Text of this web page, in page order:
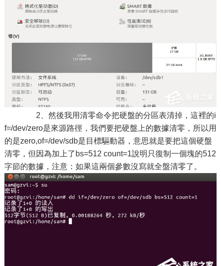
2、然後我用清零命令把硬盤的分區表清掉，這裡的i
f=/dev/zero是來源路徑，我們要把硬盤上的數據清零，所以用
的是zero,of=/dev/sdb是目標驅動器，意思就是要把這個硬盤
清零，但因為加上了bs=512 count=1說明只復制一個塊的512
字節的數據，注意：如果這兩個參數沒寫就全盤清零了。